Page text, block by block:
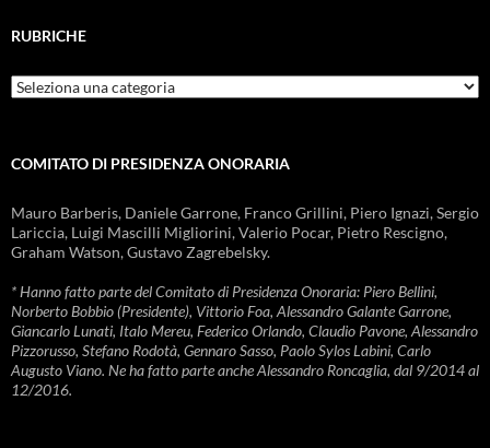
RUBRICHE
Rubriche
COMITATO DI PRESIDENZA ONORARIA
Mauro Barberis, Daniele Garrone, Franco Grillini, Piero Ignazi, Sergio
Lariccia, Luigi Mascilli Migliorini, Valerio Pocar, Pietro Rescigno,
Graham Watson, Gustavo Zagrebelsky.
* Hanno fatto parte del Comitato di Presidenza Onoraria: Piero Bellini,
Norberto Bobbio (Presidente), Vittorio Foa, Alessandro Galante Garrone,
Giancarlo Lunati, Italo Mereu, Federico Orlando, Claudio Pavone, Alessandro
Pizzorusso, Stefano Rodotà, Gennaro Sasso, Paolo Sylos Labini, Carlo
Augusto Viano. Ne ha fatto parte anche Alessandro Roncaglia, dal 9/2014 al
12/2016.